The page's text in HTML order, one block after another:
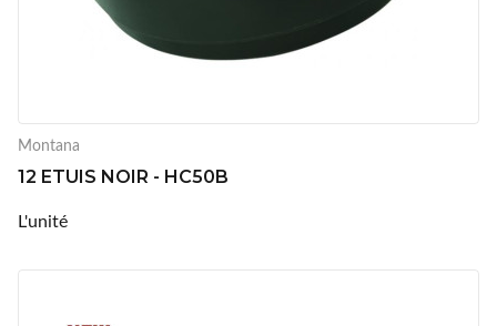
Montana
12 ETUIS NOIR - HC50B
L'unité